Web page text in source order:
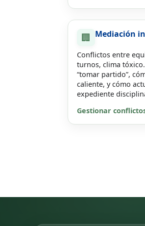
🏢 Mediación
Conflictos entre
turnos, clima
“tomar partido”,
caliente, y cómo
expediente
Gestionar